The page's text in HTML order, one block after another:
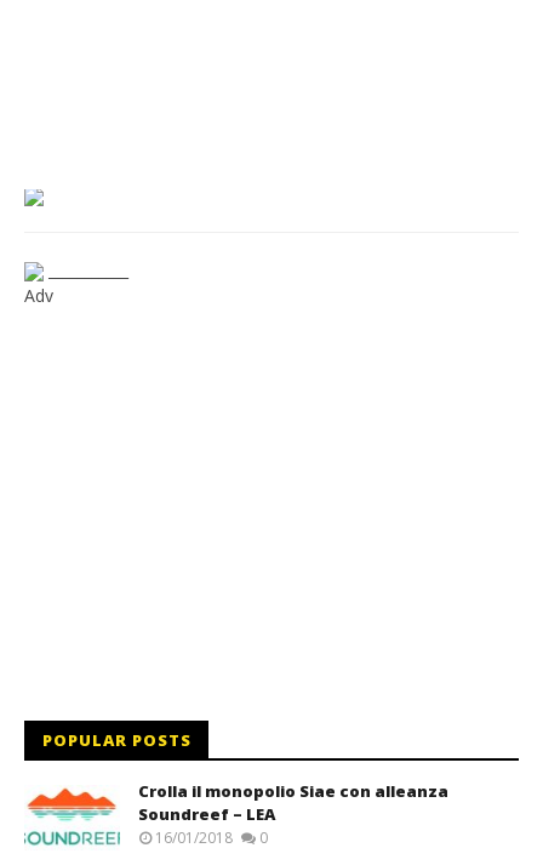
Adv
POPULAR POSTS
Crolla il monopolio Siae con alleanza
Soundreef – LEA
16/01/2018 0